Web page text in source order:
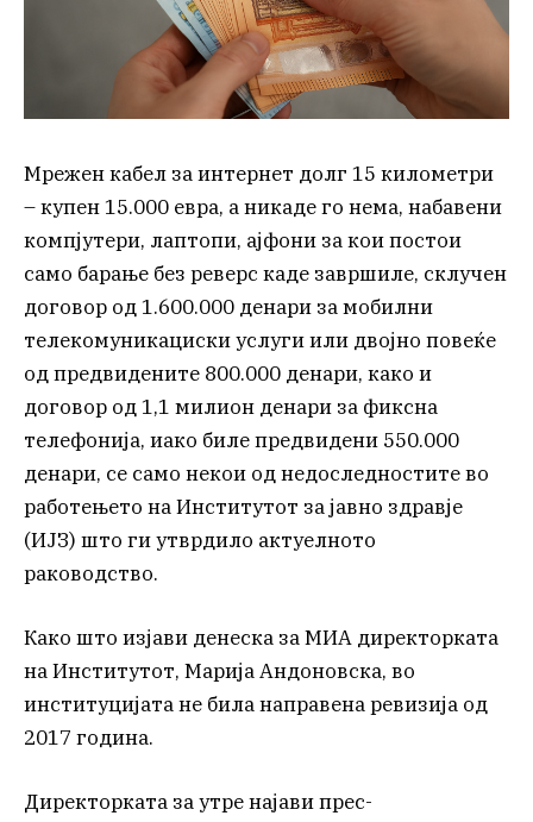
Мрежен кабел за интернет долг 15 километри
– купен 15.000 евра, а никаде го нема, набавени
компјутери, лаптопи, ајфони за кои постои
само барање без реверс каде завршиле, склучен
договор од 1.600.000 денари за мобилни
телекомуникациски услуги или двојно повеќе
од предвидените 800.000 денари, како и
договор од 1,1 милион денари за фиксна
телефонија, иако биле предвидени 550.000
денари, се само некои од недоследностите во
работењето на Институтот за јавно здравје
(ИЈЗ) што ги утврдило актуелното
раководство.
Како што изјави денеска за МИА директорката
на Институтот, Марија Андоновска, во
институцијата не била направена ревизија од
2017 година.
Директорката за утре најави прес-